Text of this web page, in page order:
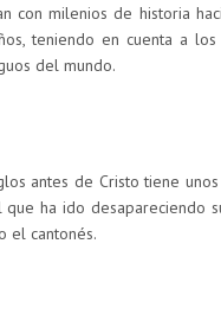
con milenios de historia
teniendo en cuenta a
del mundo.
antes de Cristo tiene
ha ido desapareciendo
el cantonés.